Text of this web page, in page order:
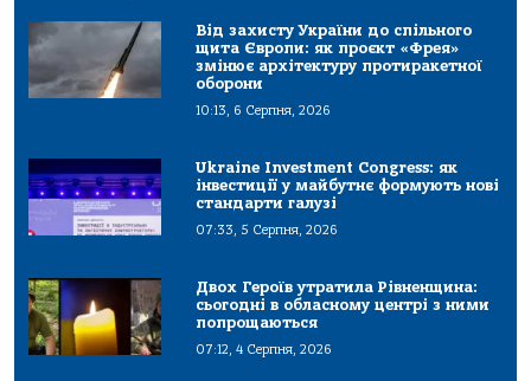
Від захисту України до спільного
щита Європи: як проєкт «Фрея»
змінює архітектуру протиракетної
оборони
10:13, 6 Серпня, 2026
Ukraine Investment Congress: як
інвестиції у майбутнє формують нові
стандарти галузі
07:33, 5 Серпня, 2026
Двох Героїв утратила Рівненщина:
сьогодні в обласному центрі з ними
попрощаються
07:12, 4 Серпня, 2026